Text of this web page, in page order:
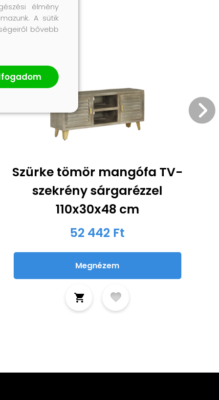
Szürke tömör mangófa TV-
szekrény sárgarézzel
110x30x48 cm
52 442 Ft
Megnézem
élmény
A sütik
bővebb